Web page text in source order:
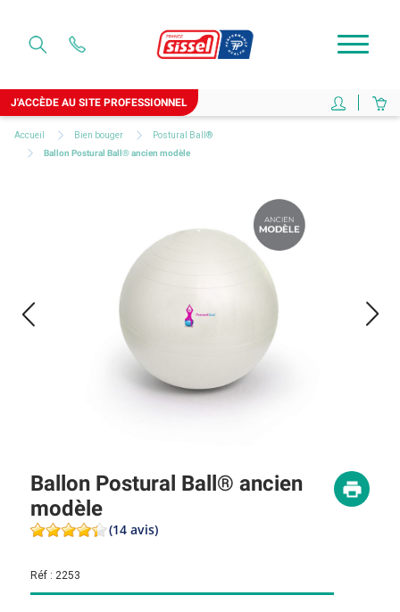
J'ACCÈDE AU SITE PROFESSIONNEL
Accueil Bien bouger
Postural Ball®
Ballon Postural Ball® ancien modèle
Ballon Postural Ball® ancien
modèle
(14 avis)
Réf : 2253